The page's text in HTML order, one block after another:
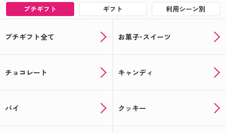
プチギフト ギフト 利用シーン別
プチギフト全て お菓子･スイーツ
チョコレート キャンディ
パイ クッキー